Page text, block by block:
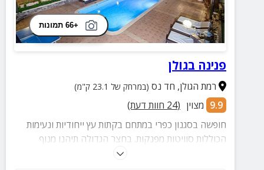
+66 תמונות
פנינה בגולן
רמת הגולן, חד נס (במרחק של 23.1 ק"מ)
9.9 מצוין (
24 חוות דעת)
חופשה בסגנון כפרי במתחם בקתות עץ ייחודיות ונעימות
הכוללות סוויטות מפנקות. בחצר הגדולה תיהנו מנוף
פסטורלי, בריכה, סאונה, מיטות שיזוף ופינות ישיבה. אירוח